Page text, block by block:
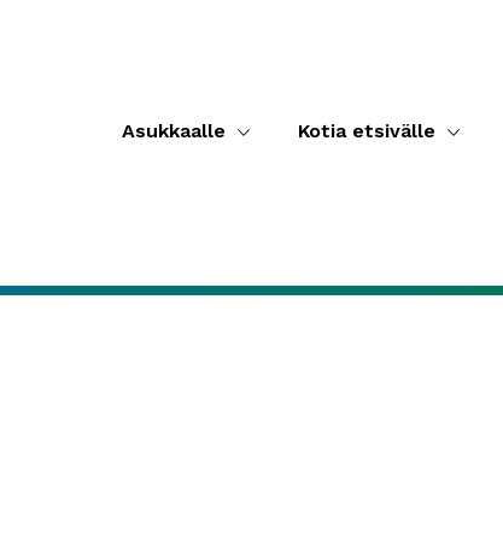
Asukkaalle Kotia etsivälle